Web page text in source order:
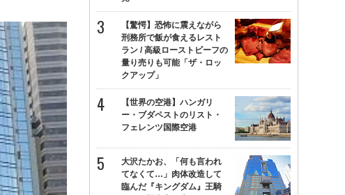
【驚愕】恐怖に震えながら
刑務所で飯が食えるレスト
ラン / 高級ローストビーフの
量り売りも可能「ザ・ロッ
クアップ」
【世界の空港】ハンガリ
ー・ブダペストのリスト・
フェレンツ国際空港
大沢たかお、「何も言われ
てなくて…」肉体改造して
臨んだ『キングダム』王騎